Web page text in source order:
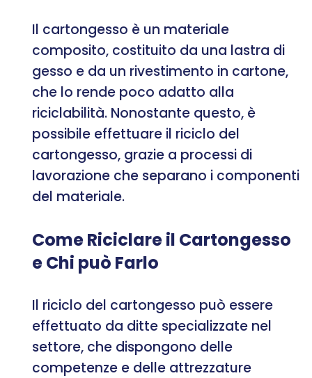
Il cartongesso è un materiale
composito, costituito da una lastra di
gesso e da un rivestimento in cartone,
che lo rende poco adatto alla
riciclabilità. Nonostante questo, è
possibile effettuare il riciclo del
cartongesso, grazie a processi di
lavorazione che separano i componenti
del materiale.
Come Riciclare il Cartongesso
e Chi può Farlo
Il riciclo del cartongesso può essere
effettuato da ditte specializzate nel
settore, che dispongono delle
competenze e delle attrezzature